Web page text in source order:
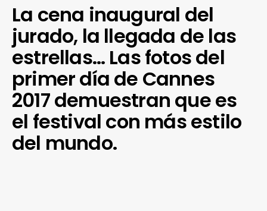
La cena inaugural del
jurado, la llegada de las
estrellas… Las fotos del
primer día de Cannes
2017 demuestran que es
el festival con más estilo
del mundo.